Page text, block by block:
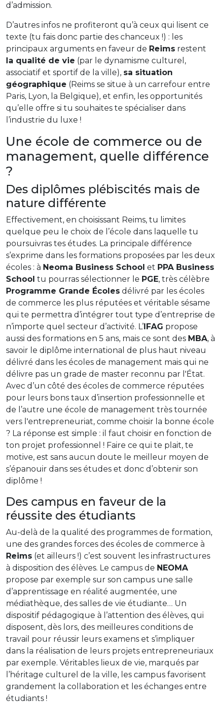
d’admission.
D’autres infos ne profiteront qu’à ceux qui lisent ce
texte (tu fais donc partie des chanceux !) : les
principaux arguments en faveur de Reims restent
la qualité de vie (par le dynamisme culturel,
associatif et sportif de la ville), sa situation
géographique (Reims se situe à un carrefour entre
Paris, Lyon, la Belgique), et enfin, les opportunités
qu’elle offre si tu souhaites te spécialiser dans
l’industrie du luxe !
Une école de commerce ou de
management, quelle différence
?
Des diplômes plébiscités mais de
nature différente
Effectivement, en choisissant Reims, tu limites
quelque peu le choix de l’école dans laquelle tu
poursuivras tes études. La principale différence
s’exprime dans les formations proposées par les deux
écoles : à Neoma Business School et PPA Business
School tu pourras sélectionner le PGE, très célèbre
Programme Grande Écoles délivré par les écoles
de commerce les plus réputées et véritable sésame
qui te permettra d’intégrer tout type d’entreprise de
n’importe quel secteur d’activité. L’IFAG propose
aussi des formations en 5 ans, mais ce sont des MBA, à
savoir le diplôme international de plus haut niveau
délivré dans les écoles de management mais qui ne
délivre pas un grade de master reconnu par l'État.
Avec d’un côté des écoles de commerce réputées
pour leurs bons taux d’insertion professionnelle et
de l’autre une école de management très tournée
vers l'entrepreneuriat, comme choisir la bonne école
? La réponse est simple : il faut choisir en fonction de
ton projet professionnel ! Faire ce qui te plait, te
motive, est sans aucun doute le meilleur moyen de
s’épanouir dans ses études et donc d’obtenir son
diplôme !
Des campus en faveur de la
réussite des étudiants
Au-delà de la qualité des programmes de formation,
une des grandes forces des écoles de commerce à
Reims (et ailleurs !) c’est souvent les infrastructures
à disposition des élèves. Le campus de NEOMA
propose par exemple sur son campus une salle
d’apprentissage en réalité augmentée, une
médiathèque, des salles de vie étudiante… Un
dispositif pédagogique à l’attention des élèves, qui
disposent, dès lors, des meilleures conditions de
travail pour réussir leurs examens et s’impliquer
dans la réalisation de leurs projets entrepreneuriaux
par exemple. Véritables lieux de vie, marqués par
l’héritage culturel de la ville, les campus favorisent
grandement la collaboration et les échanges entre
étudiants !